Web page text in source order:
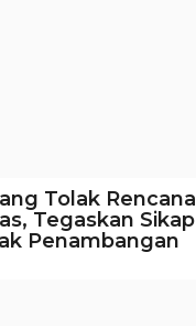
Tolak Rencana
Tegaskan Sikap
Penambangan